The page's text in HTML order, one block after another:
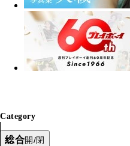
Category
総合開/閉